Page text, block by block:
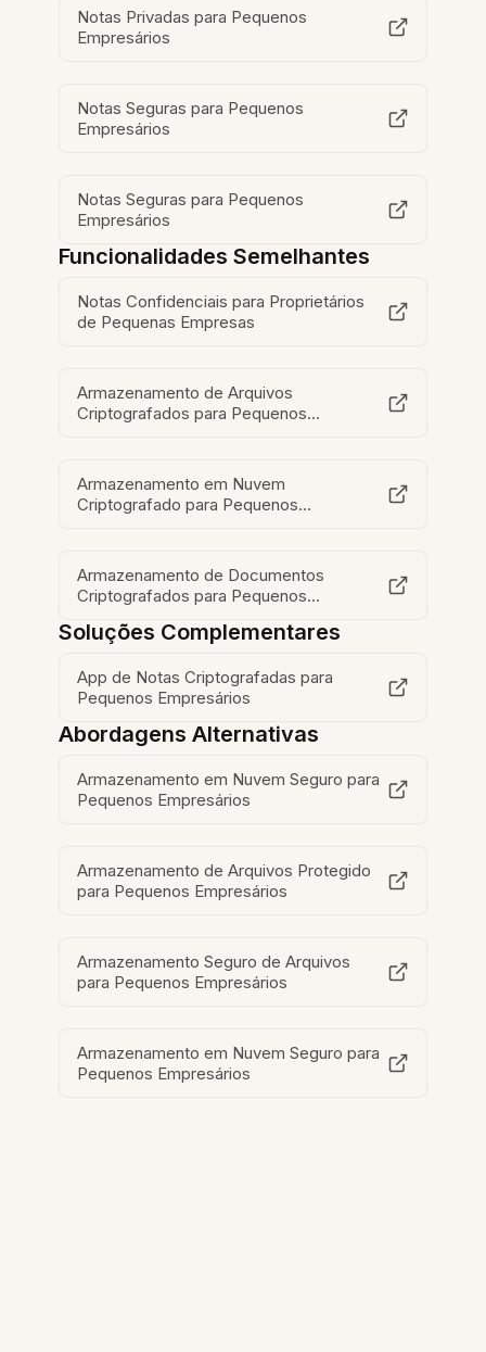
Notas Privadas para Pequenos
Empresários
Notas Seguras para Pequenos
Empresários
Notas Seguras para Pequenos
Empresários
Funcionalidades Semelhantes
Notas Confidenciais para Proprietários
de Pequenas Empresas
Armazenamento de Arquivos
Criptografados para Pequenos
Armazenamento em Nuvem
Criptografado para Pequenos
Armazenamento de Documentos
Criptografados para Pequenos
Soluções Complementares
App de Notas Criptografadas para
Pequenos Empresários
Abordagens Alternativas
Armazenamento em Nuvem Seguro para
Pequenos Empresários
Armazenamento de Arquivos Protegido
para Pequenos Empresários
Armazenamento Seguro de Arquivos
para Pequenos Empresários
Armazenamento em Nuvem Seguro para
Pequenos Empresários